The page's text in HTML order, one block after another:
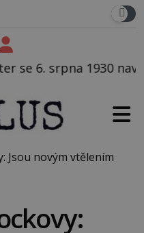
ve své oblíbené
Jsou novým vtělením